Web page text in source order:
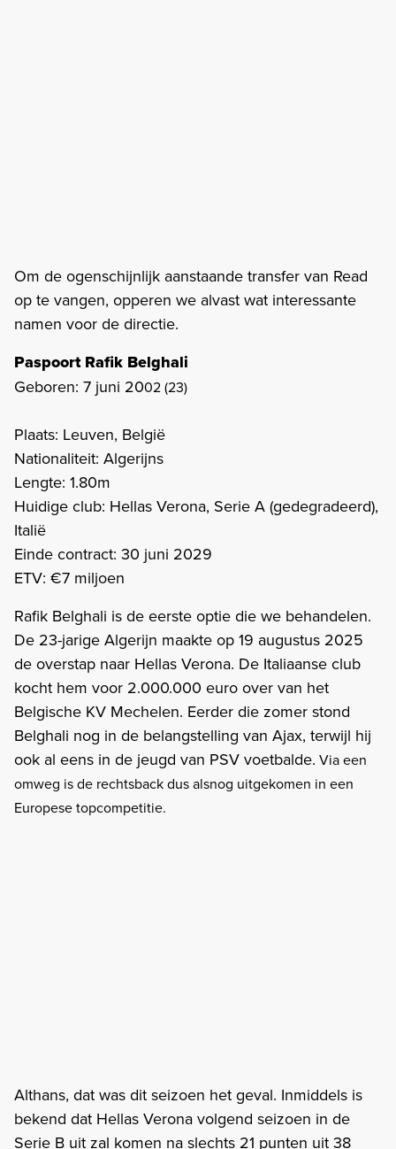
Om de ogenschijnlijk aanstaande transfer van Read
op te vangen, opperen we alvast wat interessante
namen voor de directie.
Paspoort Rafik Belghali
Geboren: 7 juni 2002 (23)
Plaats: Leuven, België
Nationaliteit: Algerijns
Lengte: 1.80m
Huidige club: Hellas Verona, Serie A (gedegradeerd),
Italië
Einde contract: 30 juni 2029
ETV: €7 miljoen
Rafik Belghali is de eerste optie die we behandelen.
De 23-jarige Algerijn maakte op 19 augustus 2025
de overstap naar Hellas Verona. De Italiaanse club
kocht hem voor 2.000.000 euro over van het
Belgische KV Mechelen. Eerder die zomer stond
Belghali nog in de belangstelling van Ajax, terwijl hij
ook al eens in de jeugd van PSV voetbalde. Via een
omweg is de rechtsback dus alsnog uitgekomen in een
Europese topcompetitie.
Althans, dat was dit seizoen het geval. Inmiddels is
bekend dat Hellas Verona volgend seizoen in de
Serie B uit zal komen na slechts 21 punten uit 38